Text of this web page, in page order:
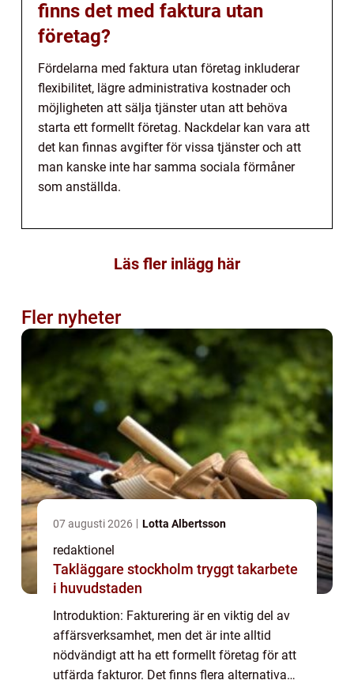
finns det med faktura utan
företag?
Fördelarna med faktura utan företag inkluderar
flexibilitet, lägre administrativa kostnader och
möjligheten att sälja tjänster utan att behöva
starta ett formellt företag. Nackdelar kan vara att
det kan finnas avgifter för vissa tjänster och att
man kanske inte har samma sociala förmåner
som anställda.
Läs fler inlägg här
Fler nyheter
07 augusti 2026 Lotta Albertsson
redaktionel
Takläggare stockholm tryggt takarbete
i huvudstaden
Introduktion: Fakturering är en viktig del av
affärsverksamhet, men det är inte alltid
nödvändigt att ha ett formellt företag för att
utfärda fakturor. Det finns flera alternativa